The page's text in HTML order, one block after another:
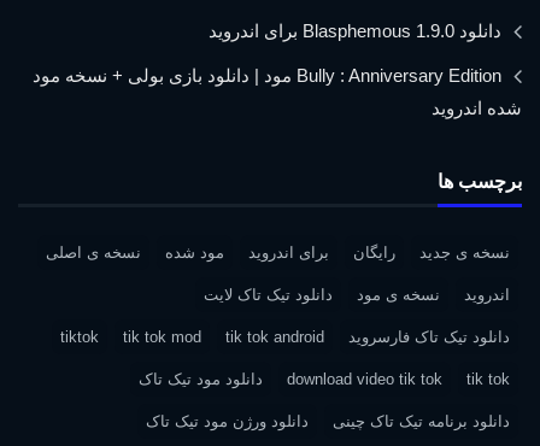
دانلود Blasphemous 1.9.0 برای اندروید
Bully : Anniversary Edition مود | دانلود بازی بولی + نسخه مود
شده اندروید
برچسب ها
نسخه ی جدید رایگان برای اندروید مود شده نسخه ی اصلی
اندروید نسخه ی مود دانلود تیک تاک لایت
دانلود تیک تاک فارسروید tik tok android
tik tok mod
tiktok
tik tok
download video tik tok دانلود مود تیک تاک
دانلود برنامه تیک تاک چینی دانلود ورژن مود تیک تاک